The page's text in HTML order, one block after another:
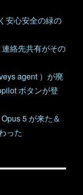
安心安全の緑の
絡先共有がその
agent ）が廃
ボタンが登
5 が来た＆
った